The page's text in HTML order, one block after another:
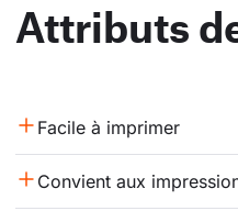
Attributs
Facile à imprimer
Convient aux